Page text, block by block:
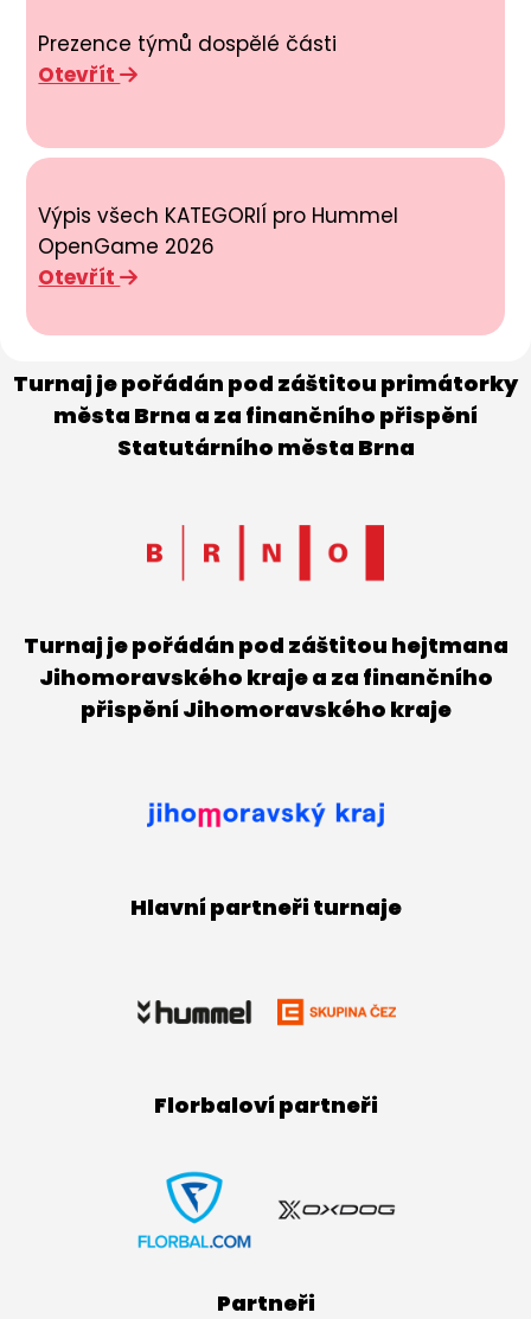
Prezence týmů dospělé části
Otevřít
Výpis všech KATEGORIÍ pro Hummel
OpenGame 2026
Otevřít
Turnaj je pořádán pod záštitou primátorky
města Brna a za finančního přispění
Statutárního města Brna
Turnaj je pořádán pod záštitou hejtmana
Jihomoravského kraje a za finančního
přispění Jihomoravského kraje
Hlavní partneři turnaje
Florbaloví partneři
Partneři